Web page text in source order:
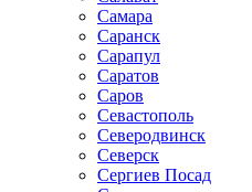
Самара
Саранск
Сарапул
Саратов
Саров
Севастополь
Северодвинск
Северск
Сергиев Посад